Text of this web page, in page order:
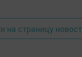
на страницу